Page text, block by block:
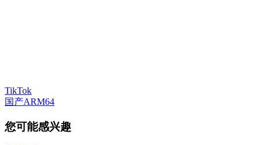
TikTok
国产ARM64
您可能感兴趣